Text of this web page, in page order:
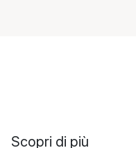
Scopri di più